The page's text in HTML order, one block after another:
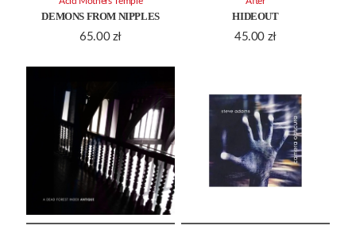
DEMONS FROM NIPPLES
65.00 zł
HIDEOUT
45.00 zł